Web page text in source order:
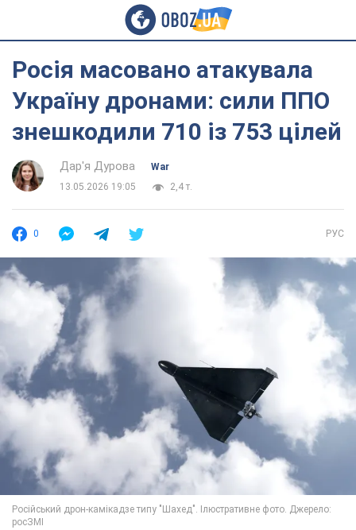
Росія масовано атакувала
Україну дронами: сили ППО
знешкодили 710 із 753 цілей
Дар'я Дурова
War
13.05.2026 19:05
2,4 т.
0 РУС